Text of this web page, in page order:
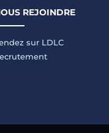
REJOINDRE
sur LDLC